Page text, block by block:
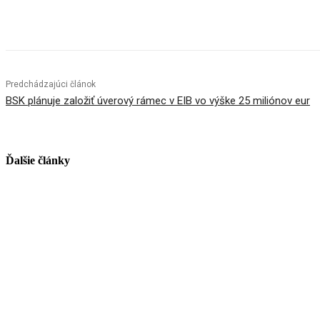
Predchádzajúci článok
BSK plánuje založiť úverový rámec v EIB vo výške 25 miliónov eur
Ďalšie články